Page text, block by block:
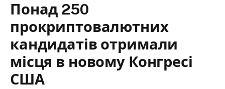
Понад 250
прокриптовалютних
кандидатів отримали
місця в новому Конгресі
США